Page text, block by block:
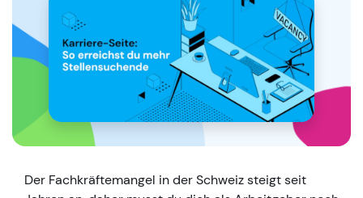
Der Fachkräftemangel in der Schweiz steigt seit